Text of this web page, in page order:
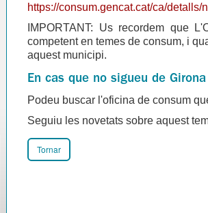
https://consum.gencat.cat/ca/
IMPORTANT: Us recordem que
competent en temes de consum, i
aquest municipi.
En cas que no sigueu de
Podeu buscar l'oficina de consum
Seguiu les novetats sobre aquest
Tornar